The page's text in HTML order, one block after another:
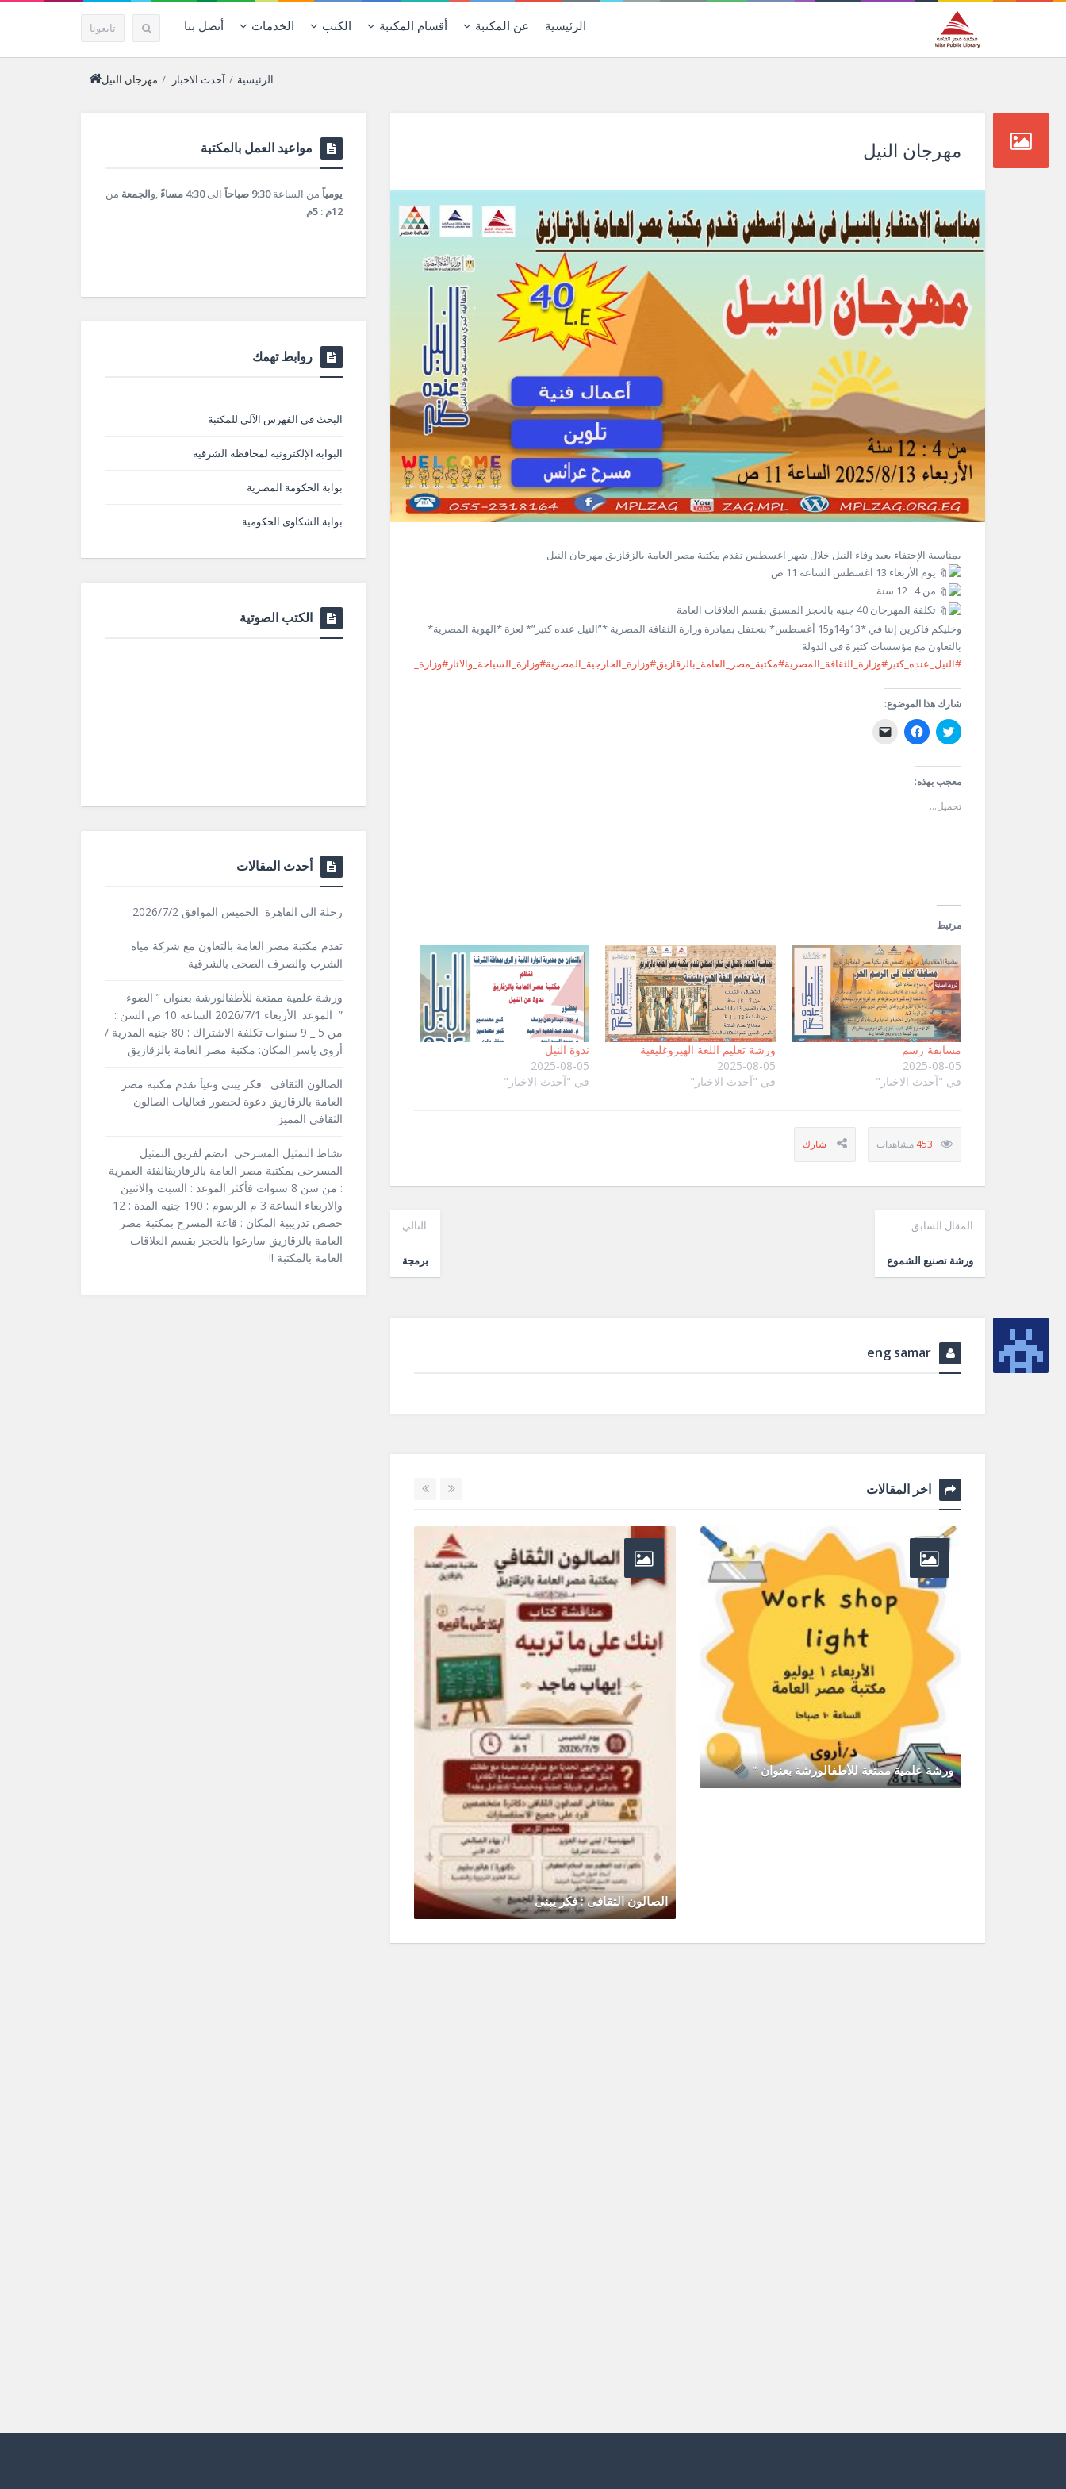
تابعونا الرئيسية عن المكتبة أقسام المكتبة الكتب الخدمات أتصل بنا
الرئيسية / آحدث الاخبار / مهرجان النيل
مهرجان النيل
بمناسبة الإحتفاء بعيد وفاء النيل خلال شهر اغسطس تقدم مكتبة مصر العامة بالزقازيق مهرجان النيل
يوم الأربعاء 13 اغسطس الساعة 11 ص
من 4 : 12 سنة
تكلفة المهرجان 40 جنيه بالحجز المسبق بقسم العلاقات العامة
وخليكم فاكرين إننا في *13و14و15 أغسطس* بنحتفل بمبادرة وزارة الثقافة المصرية *”النيل عنده كتير”* لعزة *الهوية المصرية*
بالتعاون مع مؤسسات كتيرة في الدولة
#النيل_عنده_كتير #وزارة_الثقافة_المصرية#مكتبة_مصر_العامة_بالزقازيق#وزارة_الخارجية_المصرية#وزارة_السياحة_والاثار #وزارة_الموارد_المائية_والري
شارك هذا الموضوع:
اضغط
للمشاركة
(فتح
في
نافذة
انقر
للمشاركة
معجب بهذه:
تحميل...
مرتبط
مسابقة رسم
2025-08-05
في "آحدث الاخبار"
ورشة تعليم اللغة الهيروغليفية
2025-08-05
في "آحدث الاخبار"
ندوة النيل
2025-08-05
في "آحدث الاخبار"
453
المقال السابق
ورشة تصنيع الشموع
التالي
برمجة
eng samar
اخر المقالات
ورشة علمية ممتعة للأطفالورشة بعنوان "
الصالون الثقافى : فكر يبنى
مواعيد العمل بالمكتبة
يومياً من الساعة9:30 صباحاً الى4:30 مساءً ,والجمعة من
12م : 5م
روابط تهمك
البحث فى الفهرس الآلى للمكتبة
البوابة الإلكترونية لمحافظة الشرقية
بوابة الحكومة المصرية
بوابة الشكاوى الحكومية
الكتب الصوتية
أحدث المقالات
رحلة الى القاهرة الخميس الموافق 2026/7/2
تقدم مكتبة مصر العامة بالتعاون مع شركة مياه
الشرب والصرف الصحى بالشرقية
ورشة علمية ممتعة للأطفالورشة بعنوان ” الضوء
” الموعد: الأربعاء 2026/7/1 الساعة 10 ص السن :
من 5 _ 9 سنوات تكلفة الاشتراك : 80 جنيه المدربة /
أروى ياسر المكان: مكتبة مصر العامة بالزقازيق
الصالون الثقافى : فكر يبنى وعياَ تقدم مكتبة مصر
العامة بالزقازيق دعوة لحضور فعاليات الصالون
الثقافى المميز
نشاط التمثيل المسرحى انضم لفريق التمثيل
المسرحى بمكتبة مصر العامة بالزقازيقالفئة العمرية
: من سن 8 سنوات فأكثر الموعد : السبت والاثنين
والاربعاء الساعة 3 م الرسوم : 190 جنيه المدة : 12
حصص تدريبية المكان : قاعة المسرح بمكتبة مصر
العامة بالزقازيق سارعوا بالحجز بقسم العلاقات
العامة بالمكتبة !!